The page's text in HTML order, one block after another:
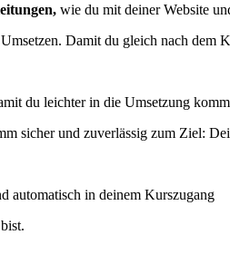
wie du mit deiner Website
Damit du gleich nach dem
du leichter in die Umsetzung
sicher und zuverlässig zum Ziel:
automatisch in deinem Kurszugang